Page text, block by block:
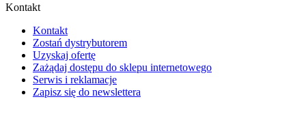
Kontakt
Kontakt
Zostań dystrybutorem
Uzyskaj ofertę
Zażądaj dostępu do sklepu internetowego
Serwis i reklamacje
Zapisz się do newslettera